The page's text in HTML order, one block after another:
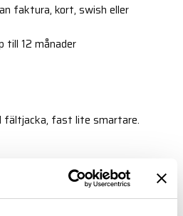
faktura, kort, swish eller
till 12 månader
fältjacka, fast lite smartare.